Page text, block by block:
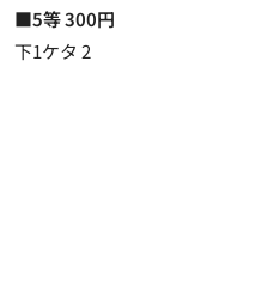
■5等 300円
下1ケタ 2